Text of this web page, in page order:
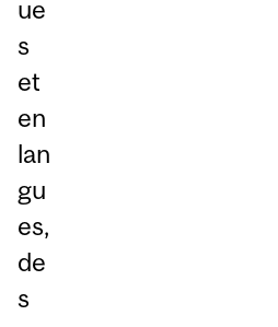
ue
s
et
en
lan
gu
es,
de
s